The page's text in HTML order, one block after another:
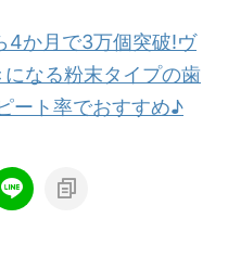
4か月で3万個突破!ヴ
なる粉末タイプの歯
ート率でおすすめ♪